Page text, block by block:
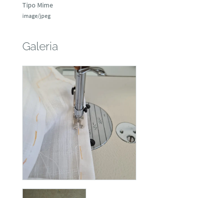
Tipo Mime
image/jpeg
Galeria